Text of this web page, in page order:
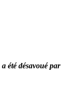
été désavoué par